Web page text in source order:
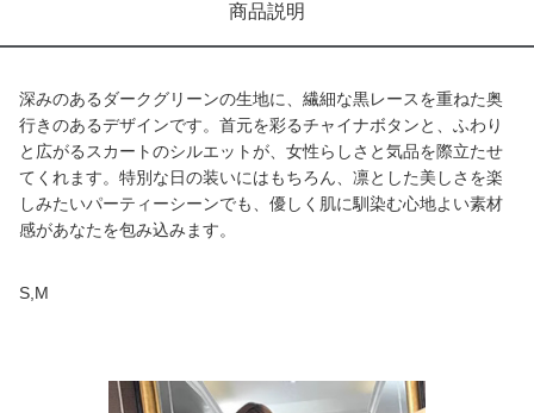
商品説明
深みのあるダークグリーンの生地に、繊細な黒レースを重ねた奥
行きのあるデザインです。首元を彩るチャイナボタンと、ふわり
と広がるスカートのシルエットが、女性らしさと気品を際立たせ
てくれます。特別な日の装いにはもちろん、凛とした美しさを楽
しみたいパーティーシーンでも、優しく肌に馴染む心地よい素材
感があなたを包み込みます。
S,M